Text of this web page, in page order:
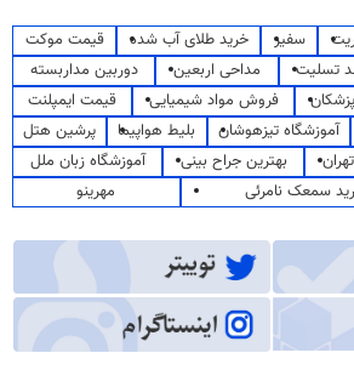
سفیر خرید طلای آب شده
قیمت موکت
تسلیت مداحی اربعین
دوربین مداربسته
فروش مواد شیمیایی
قیمت ایمپلنت
آموزشگاه تیزهوشان بلیط هواپیما
پرشین هتل
بهترین جراح بینی
آموزشگاه زبان ملل
سمعک نامرئی
مهرینو